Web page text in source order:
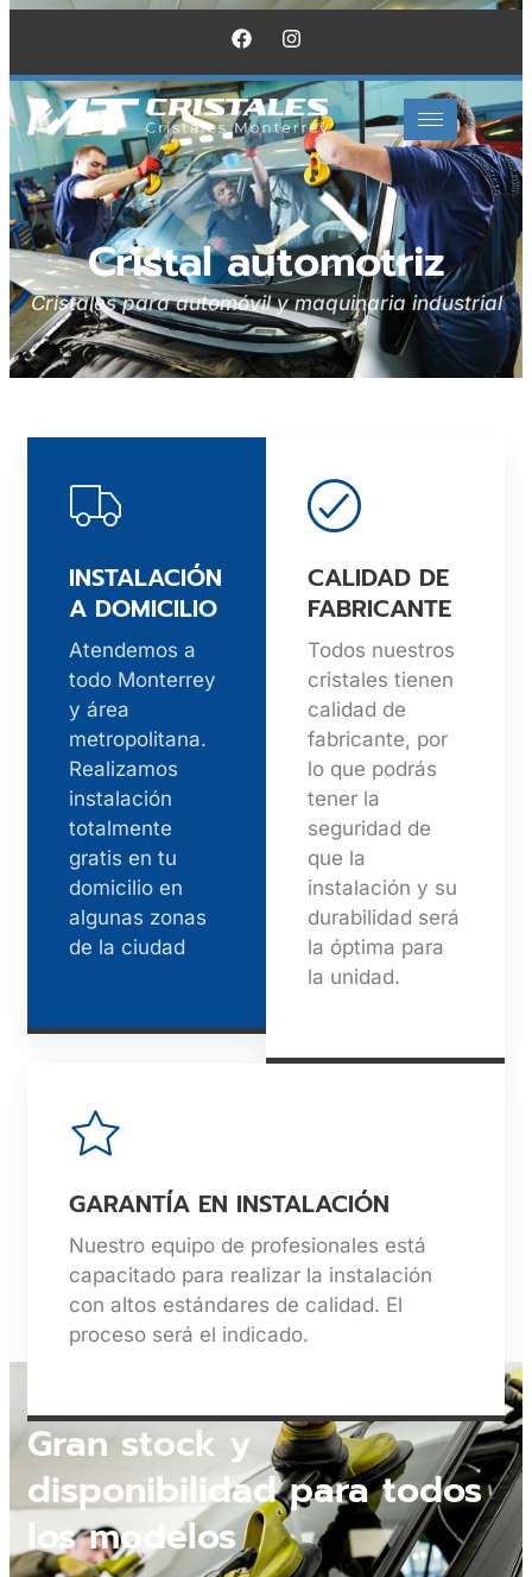
Cristal automotriz
Cristales para automóvil y maquinaria industrial
INSTALACIÓN
A DOMICILIO
Atendemos a
todo Monterrey
y área
metropolitana.
Realizamos
instalación
totalmente
gratis en tu
domicilio en
algunas zonas
de la ciudad
CALIDAD DE
FABRICANTE
Todos nuestros
cristales tienen
calidad de
fabricante, por
lo que podrás
tener la
seguridad de
que la
instalación y su
durabilidad será
la óptima para
la unidad.
GARANTÍA EN INSTALACIÓN
Nuestro equipo de profesionales está
capacitado para realizar la instalación
con altos estándares de calidad. El
proceso será el indicado.
Gran stock y
disponibilidad para todos
los modelos